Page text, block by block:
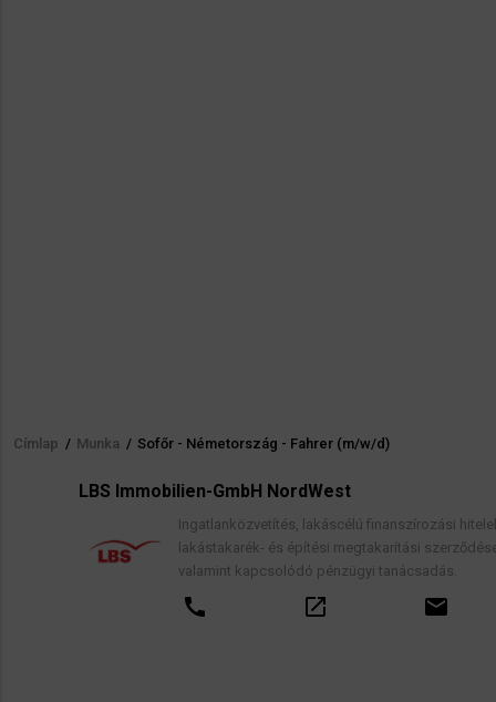
Morzsa
Címlap / Munka / Sofőr - Németország - Fahrer (m/w/d)
LBS Immobilien-GmbH NordWest
Ingatlanközvetítés, lakáscélú finanszírozási hitelek,
lakástakarék- és építési megtakarítási szerződések,
valamint kapcsolódó pénzügyi tanácsadás.